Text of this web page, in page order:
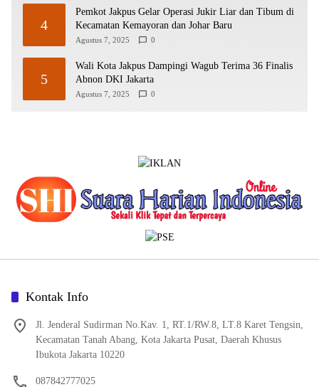
4
Pemkot Jakpus Gelar Operasi Jukir Liar dan Tibum di
Kecamatan Kemayoran dan Johar Baru
Agustus 7, 2025 0
5
Wali Kota Jakpus Dampingi Wagub Terima 36 Finalis
Abnon DKI Jakarta
Agustus 7, 2025 0
Kontak Info
Jl. Jenderal Sudirman No.Kav. 1, RT.1/RW.8, LT.8 Karet Tengsin,
Kecamatan Tanah Abang, Kota Jakarta Pusat, Daerah Khusus
Ibukota Jakarta 10220
087842777025